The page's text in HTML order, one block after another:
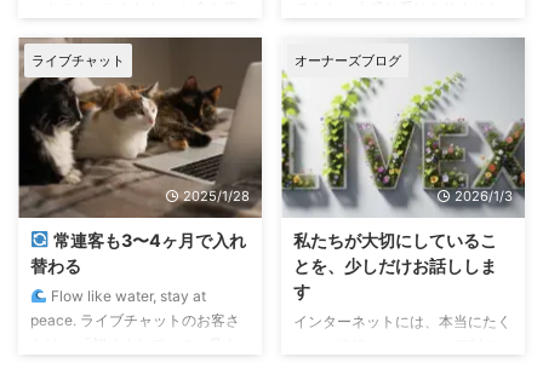
ユーザーもいます。 その違 ...
に使いたい時間を長くとれます。
増えた時間は、たとえば投資や資
産運用の勉強に使うのも一つで
す。 海外ライブチャットでまと
まった資金を築き、その資金を活
かした資産運用を考える。 株式
投資や資産運用は、元手資金に余
用を考えやすくなります。 あ、
私が話している投資とは、ギャン
ブルのようなハイリスクな投資で
はなく、コツコツ積上げる、低リ
丼・中華丼など、レンチンしてす
ぐに食べられるカップ麺類のアイ
テムは常備。 フルーツもありま
す。 お菓子類はいっぱい! 飲み物
は、水・炭酸水・お茶とコーヒ
ー、ノンシュガーのレッドブル・
モンスターなど、時々種類が変わ
笑 全部無料です。 スタジオの買
い置きで足りるなら、お金遣わず
に済みますよ。
ライブチャット
2025/1/28
常連客も3〜4ヶ月で入れ
替わる
Flow like water, stay at
peace. ライブチャットのお客さ
オーナーズブログ
2026/1/3
私たちが大切にしているこ
とを、少しだけお話ししま
す
インターネットには、本当にたく